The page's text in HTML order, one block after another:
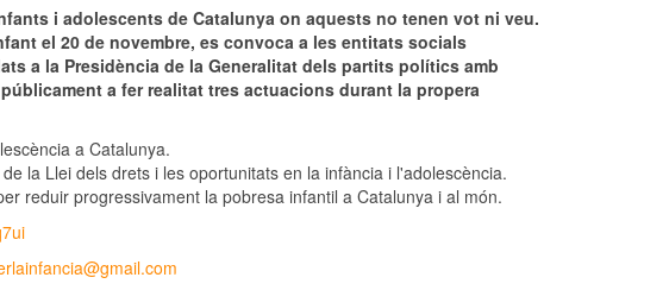
i adolescents de Catalunya on aquests no tenen vot ni veu.
el 20 de novembre, es convoca a les entitats socials
a la Presidència de la Generalitat dels partits polítics amb
a fer realitat tres actuacions durant la propera
a Catalunya.
la Llei dels drets i les oportunitats en la infància i l'adolescència.
reduir progressivament la pobresa infantil a Catalunya i al món.